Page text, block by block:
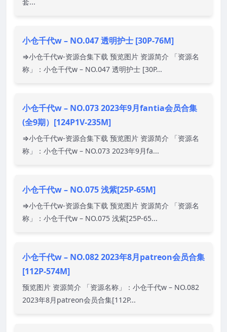
小仓千代w – NO.047 透明护士 [30P-76M]
⇒小仓千代w-资源合集下载 预览图片 资源简介 「资源名
称」：小仓千代w – NO.047 透明护士 [30P...
小仓千代w – NO.073 2023年9月fantia会员合集
(全9期）[124P1V-235M]
⇒小仓千代w-资源合集下载 预览图片 资源简介 「资源名
称」：小仓千代w – NO.073 2023年9月fa...
小仓千代w – NO.075 浅紫[25P-65M]
⇒小仓千代w-资源合集下载 预览图片 资源简介 「资源名
称」：小仓千代w – NO.075 浅紫[25P-65...
小仓千代w – NO.082 2023年8月patreon会员合集
[112P-574M]
预览图片 资源简介 「资源名称」：小仓千代w – NO.082
2023年8月patreon会员合集[112P...